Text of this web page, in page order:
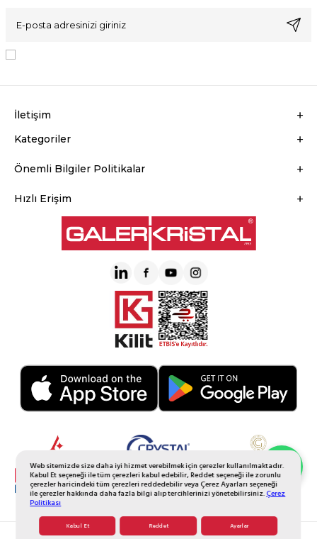
Web sitemizde size daha iyi hizmet verebilmek için çerezler kullanılmaktadır.
Kabul Et seçeneği ile tüm çerezleri kabul edebilir, Reddet seçeneği ile zorunlu
çerezler haricindeki tüm çerezleri reddedebilir veya Çerez Ayarları seçeneği
ile çerezler hakkında daha fazla bilgi alıp tercihlerinizi yönetebilirsiniz.Çerez
Politikası
Kabul Et Reddet Ayarlar
İletişim
Kategoriler
Önemli Bilgiler Politikalar
Hızlı Erişim
© 2026 Tüm Hakkı Saklıdır. Galerikristal.com.tr
Whatsapp Sipariş